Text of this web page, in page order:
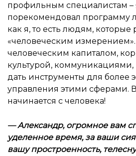
профильным специалистам –
порекомендовал программу
как я, то есть людям, которые
«человеческим измерением».
человеческим капиталом,
культурой,
дать инструменты для более
управления этими сферами.
начинается с человека!
—Александр, огромное вам
уделенное время, за ваши
вашу простроенность,